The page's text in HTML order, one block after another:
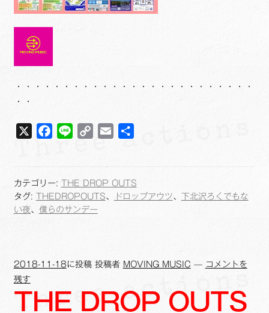
・・・・・・・・・・・・・・・・・・・・・・・・・
・・
X
b
o
e
y
L
i
i
カテゴリー: THE DROP OUTS
タグ: THEDROPOUTS、 ドロップアウツ、 下北沢ろくでもな
い夜、 僕らのサンデー
2018-11-18に投稿 投稿者 MOVING MUSIC — コメントを
残す
THE DROP OUTS